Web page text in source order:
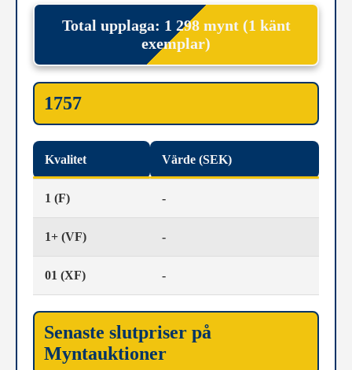
Total upplaga: 1 298 mynt (1 känt
exemplar)
1757
Kvalitet Värde (SEK)
1 (F) -
1+ (VF) -
01 (XF) -
Senaste slutpriser på
Myntauktioner